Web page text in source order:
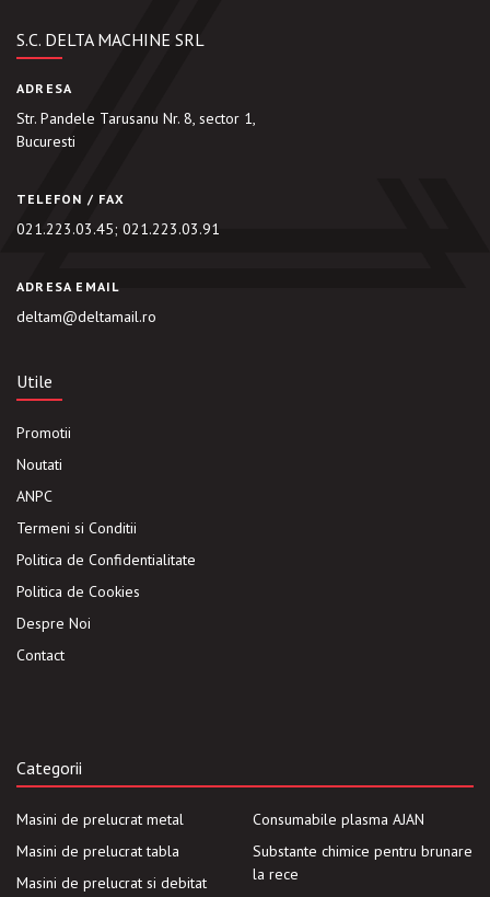
S.C. DELTA MACHINE SRL
ADRESA
Str. Pandele Tarusanu Nr. 8, sector 1,
Bucuresti
TELEFON / FAX
021.223.03.45; 021.223.03.91
ADRESA EMAIL
deltam@deltamail.ro
Utile
Promotii
Noutati
ANPC
Termeni si Conditii
Politica de Confidentialitate
Politica de Cookies
Despre Noi
Contact
Categorii
Masini de prelucrat metal
Masini de prelucrat tabla
Masini de prelucrat si debitat
Consumabile plasma AJAN
Substante chimice pentru brunare
la rece